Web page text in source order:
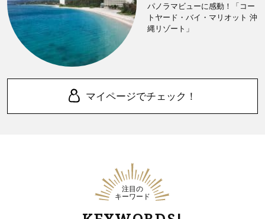
パノラマビューに感動！「コー
トヤード・バイ・マリオット 沖
縄リゾート」
マイページでチェック！
注目の
キーワード